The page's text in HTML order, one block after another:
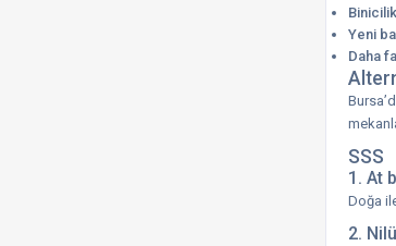
Yeni
Daha
SSS
1. At
Doğa
2.